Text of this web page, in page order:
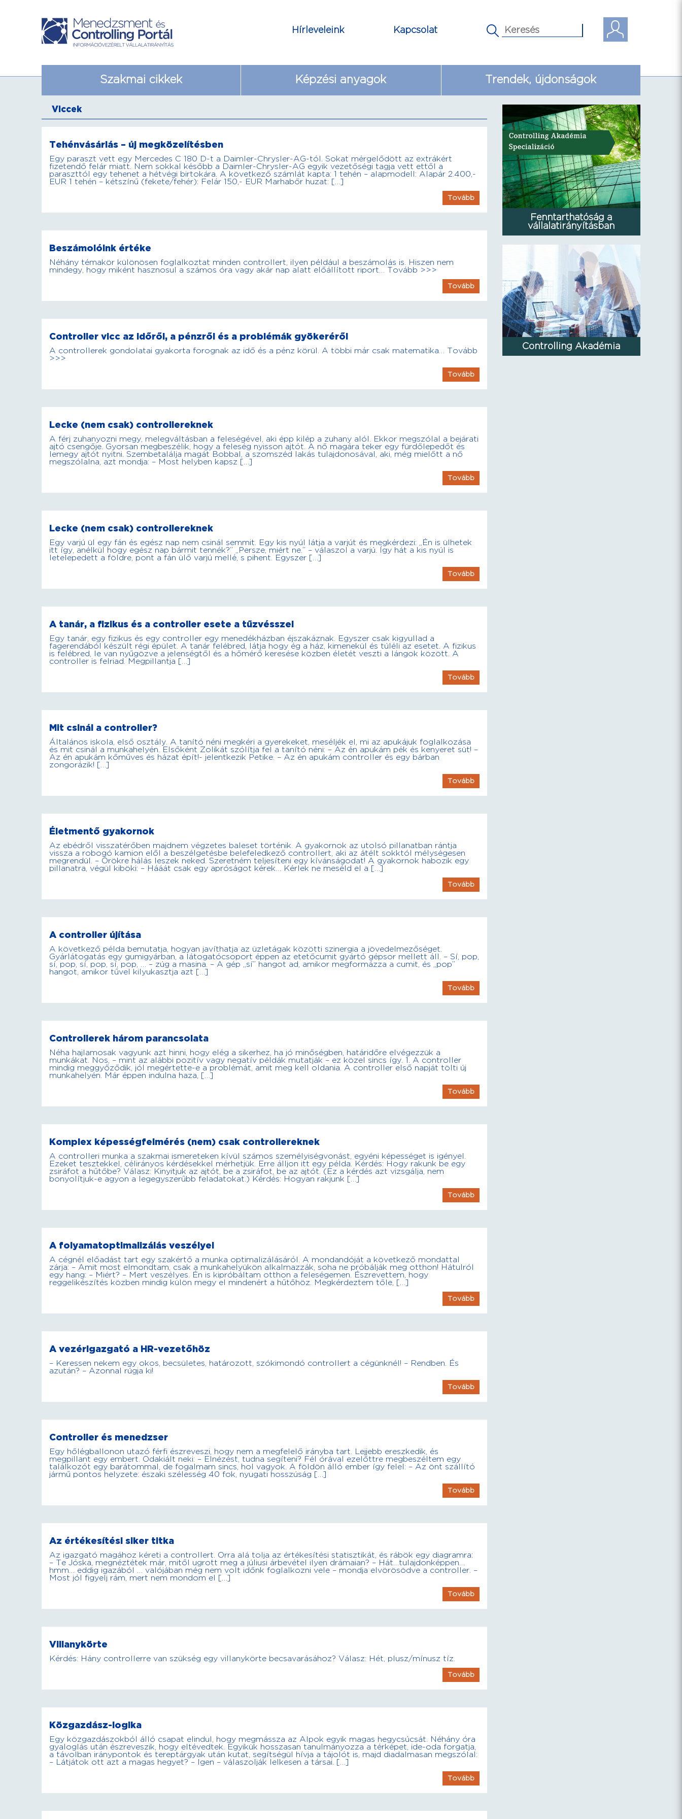
Kapcsolat
Hírleveleink
Szakmai cikkek Képzési anyagok Trendek, újdonságok
Viccek
Tehénvásárlás – új megközelítésben
Egy paraszt vett egy Mercedes C 180 D-t a Daimler-Chrysler-AG-tól. Sokat mérgelődött az extrákért
fizetendő felár miatt. Nem sokkal később a Daimler-Chrysler-AG egyik vezetőségi tagja vett ettől a
paraszttól egy tehenet a hétvégi birtokára. A következő számlát kapta: 1 tehén – alapmodell: Alapár 2.400,-
EUR 1 tehén – kétszínű (fekete/fehér): Felár 150,- EUR Marhabőr huzat: […]
Tovább
Beszámolóink értéke
Néhány témakör különösen foglalkoztat minden controllert, ilyen például a beszámolás is. Hiszen nem
mindegy, hogy miként hasznosul a számos óra vagy akár nap alatt előállított riport… Tovább >>>
Tovább
Controller vicc az időről, a pénzről és a problémák gyökeréről
A controllerek gondolatai gyakorta forognak az idő és a pénz körül. A többi már csak matematika… Tovább
>>>
Tovább
Lecke (nem csak) controllereknek
A férj zuhanyozni megy, melegváltásban a feleségével, aki épp kilép a zuhany alól. Ekkor megszólal a bejárati
ajtó csengője. Gyorsan megbeszélik, hogy a feleség nyisson ajtót. A nő magára teker egy fürdőlepedőt és
lemegy ajtót nyitni. Szembetalálja magát Bobbal, a szomszéd lakás tulajdonosával, aki, még mielőtt a nő
megszólalna, azt mondja: – Most helyben kapsz […]
Tovább
Lecke (nem csak) controllereknek
Egy varjú ül egy fán és egész nap nem csinál semmit. Egy kis nyúl látja a varjút és megkérdezi: „Én is ülhetek
itt így, anélkül hogy egész nap bármit tennék?” „Persze, miért ne.” – válaszol a varjú. Így hát a kis nyúl is
letelepedett a földre, pont a fán ülő varjú mellé, s pihent. Egyszer […]
Tovább
A tanár, a fizikus és a controller esete a tűzvésszel
Egy tanár, egy fizikus és egy controller egy menedékházban éjszakáznak. Egyszer csak kigyullad a
fagerendából készült régi épület. A tanár felébred, látja hogy ég a ház, kimenekül és túléli az esetet. A fizikus
is felébred, le van nyűgözve a jelenségtől és a hőmérő keresése közben életét veszti a lángok között. A
controller is felriad. Megpillantja […]
Tovább
Mit csinál a controller?
Általános iskola, első osztály. A tanító néni megkéri a gyerekeket, meséljék el, mi az apukájuk foglalkozása
és mit csinál a munkahelyén. Elsőként Zolikát szólítja fel a tanító néni: – Az én apukám pék és kenyeret süt! –
Az én apukám kőműves és házat épít!- jelentkezik Petike. – Az én apukám controller és egy bárban
zongorázik! […]
Tovább
Életmentő gyakornok
Az ebédről visszatérőben majdnem végzetes baleset történik. A gyakornok az utolsó pillanatban rántja
vissza a robogó kamion elől a beszélgetésbe belefeledkező controllert, aki az átélt sokktól mélységesen
megrendül. – Örökre hálás leszek neked. Szeretném teljesíteni egy kívánságodat! A gyakornok habozik egy
pillanatra, végül kiböki: – Hááát csak egy apróságot kérek… Kérlek ne meséld el a […]
Tovább
A controller újítása
A következő példa bemutatja, hogyan javíthatja az üzletágak közötti szinergia a jövedelmezőséget.
Gyárlátogatás egy gumigyárban, a látogatócsoport éppen az etetőcumit gyártó gépsor mellett áll. – Sí, pop,
sí, pop, sí, pop, sí, pop, … – zúg a masina. – A gép „sí” hangot ad, amikor megformázza a cumit, és „pop”
hangot, amikor tűvel kilyukasztja azt […]
Tovább
Controllerek három parancsolata
Néha hajlamosak vagyunk azt hinni, hogy elég a sikerhez, ha jó minőségben, határidőre elvégezzük a
munkákat. Nos, – mint az alábbi pozitív vagy negatív példák mutatják – ez közel sincs így. 1. A controller
mindig meggyőződik, jól megértette-e a problémát, amit meg kell oldania. A controller első napját tölti új
munkahelyén. Már éppen indulna haza, […]
Tovább
Komplex képességfelmérés (nem) csak controllereknek
A controlleri munka a szakmai ismereteken kívül számos személyiségvonást, egyéni képességet is igényel.
Ezeket tesztekkel, célirányos kérdésekkel mérhetjük. Erre álljon itt egy példa. Kérdés: Hogy rakunk be egy
zsiráfot a hűtőbe? Válasz: Kinyitjuk az ajtót, be a zsiráfot, be az ajtót. (Ez a kérdés azt vizsgálja, nem
bonyolítjuk-e agyon a legegyszerűbb feladatokat.) Kérdés: Hogyan rakjunk […]
Tovább
A folyamatoptimalizálás veszélyei
A cégnél előadást tart egy szakértő a munka optimalizálásáról. A mondandóját a következő mondattal
zárja: – Amit most elmondtam, csak a munkahelyükön alkalmazzák, soha ne próbálják meg otthon! Hátulról
egy hang: – Miért? – Mert veszélyes. Én is kipróbáltam otthon a feleségemen. Észrevettem, hogy
reggelikészítés közben mindig külön megy el mindenért a hűtőhöz. Megkérdeztem tőle, […]
Tovább
A vezérigazgató a HR-vezetőhöz
– Keressen nekem egy okos, becsületes, határozott, szókimondó controllert a cégünknél! – Rendben. És
azután? – Azonnal rúgja ki!
Tovább
Controller és menedzser
Egy hőlégballonon utazó férfi észreveszi, hogy nem a megfelelő irányba tart. Lejjebb ereszkedik, és
megpillant egy embert. Odakiált neki: – Elnézést, tudna segíteni? Fél órával ezelőttre megbeszéltem egy
találkozót egy barátommal, de fogalmam sincs, hol vagyok. A földön álló ember így felel: – Az önt szállító
jármű pontos helyzete: északi szélesség 40 fok, nyugati hosszúság […]
Tovább
Az értékesítési siker titka
Az igazgató magához kéreti a controllert. Orra alá tolja az értékesítési statisztikát, és rábök egy diagramra:
– Te Jóska, megnéztétek már, mitől ugrott meg a júliusi árbevétel ilyen drámaian? – Hát…tulajdonképpen…
hmm… eddig igazából … valójában még nem volt időnk foglalkozni vele – mondja elvörösödve a controller. –
Most jól figyelj rám, mert nem mondom el […]
Tovább
Villanykörte
Kérdés: Hány controllerre van szükség egy villanykörte becsavarásához? Válasz: Hét, plusz/mínusz tíz.
Tovább
Közgazdász-logika
Egy közgazdászokból álló csapat elindul, hogy megmássza az Alpok egyik magas hegycsúcsát. Néhány óra
gyaloglás után észreveszik, hogy eltévedtek. Egyikük hosszasan tanulmányozza a térképet, ide-oda forgatja,
a távolban iránypontok és tereptárgyak után kutat, segítségül hívja a tájolót is, majd diadalmasan megszólal:
– Látjátok ott azt a magas hegyet? – Igen – válaszolják lelkesen a társai. […]
Tovább
Fenntarthatóság a
vállalatirányításban
Controlling Akadémia